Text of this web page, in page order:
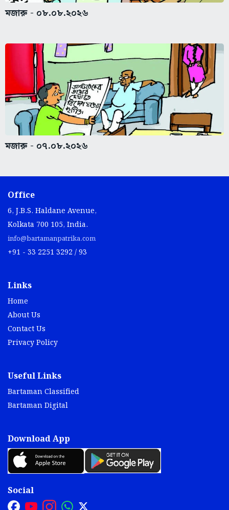
মজারু - ০৮.০৮.২০২৬
মজারু - ০৭.০৮.২০২৬
Office
6, J.B.S. Haldane Avenue,
Kolkata 700 105, India.
info@bartamanpatrika.com
+91 - 33 2251 3292 / 93
Links
Home
About Us
Contact Us
Privacy Policy
Useful Links
Bartaman Classified
Bartaman Digital
Download App
Social